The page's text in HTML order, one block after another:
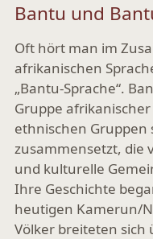
Bantu und
Oft hört man im
afrikanischen
„Bantu-Sprache“.
Gruppe afrikanischer
ethnischen Gruppen
zusammensetzt, die
und kulturelle
Ihre Geschichte
heutigen Kamerun/
Völker breiteten sich